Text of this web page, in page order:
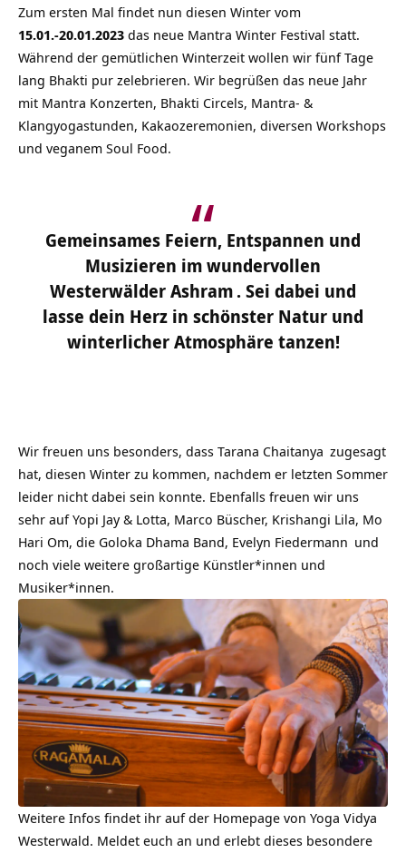
Zum ersten Mal findet nun diesen Winter vom
15.01.-20.01.2023 das neue Mantra Winter Festival statt.
Während der gemütlichen Winterzeit wollen wir fünf Tage
lang Bhakti pur zelebrieren. Wir begrüßen das neue Jahr
mit Mantra Konzerten, Bhakti Circels, Mantra- &
Klangyogastunden, Kakaozeremonien, diversen Workshops
und veganem Soul Food.
Gemeinsames Feiern, Entspannen und
Musizieren im wundervollen
Westerwälder Ashram . Sei dabei und
lasse dein Herz in schönster Natur und
winterlicher Atmosphäre tanzen!
Wir freuen uns besonders, dass Tarana Chaitanya zugesagt
hat, diesen Winter zu kommen, nachdem er letzten Sommer
leider nicht dabei sein konnte. Ebenfalls freuen wir uns
sehr auf Yopi Jay & Lotta, Marco Büscher, Krishangi Lila, Mo
Hari Om, die Goloka Dhama Band, Evelyn Fiedermann und
noch viele weitere großartige Künstler*innen und
Musiker*innen.
Weitere Infos findet ihr auf der Homepage von Yoga Vidya
Westerwald. Meldet euch an und erlebt dieses besondere